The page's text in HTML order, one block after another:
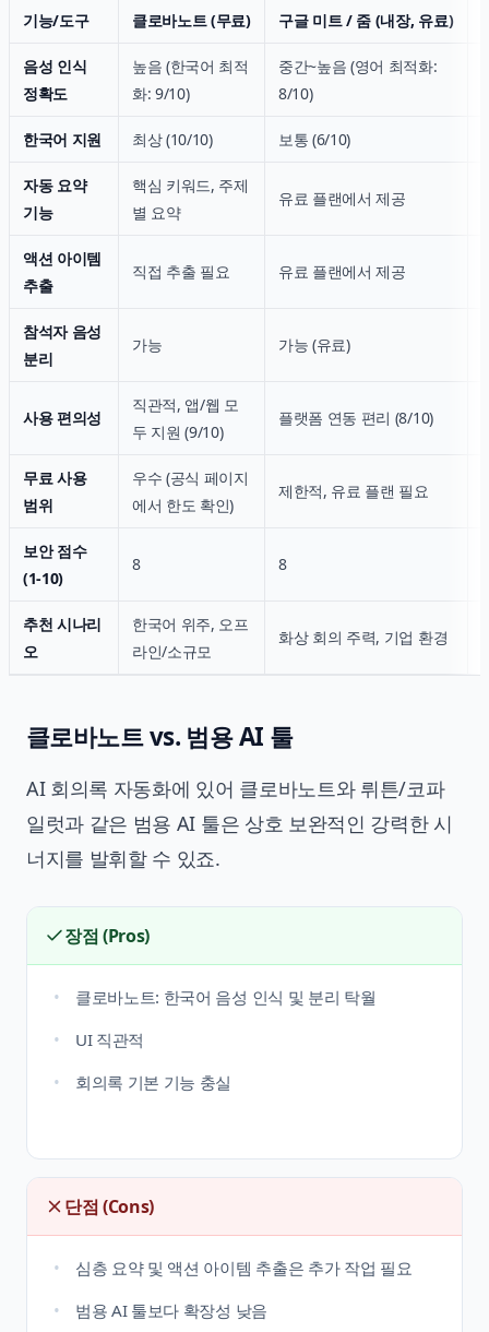
기능/도구 클로바노트 (무료) 구글 미트 / 줌 (내장, 유료)
음성 인식
정확도
높음 (한국어 최적
화: 9/10)
중간~높음 (영어 최적화:
8/10)
한국어 지원 최상 (10/10) 보통 (6/10)
자동 요약
기능
핵심 키워드, 주제
별 요약
유료 플랜에서 제공
액션 아이템
추출
직접 추출 필요 유료 플랜에서 제공
참석자 음성
분리
가능 가능 (유료)
사용 편의성
직관적, 앱/웹 모
두 지원 (9/10)
플랫폼 연동 편리 (8/10)
무료 사용
범위
우수 (공식 페이지
에서 한도 확인)
제한적, 유료 플랜 필요
보안 점수
(1-10)
8 8
추천 시나리
오
한국어 위주, 오프
라인/소규모
화상 회의 주력, 기업 환경
클로바노트 vs. 범용 AI 툴
AI 회의록 자동화에 있어 클로바노트와 뤼튼/코파
일럿과 같은 범용 AI 툴은 상호 보완적인 강력한 시
너지를 발휘할 수 있죠.
장점 (Pros)
클로바노트: 한국어 음성 인식 및 분리 탁월
UI 직관적
회의록 기본 기능 충실
단점 (Cons)
심층 요약 및 액션 아이템 추출은 추가 작업 필요
범용 AI 툴보다 확장성 낮음